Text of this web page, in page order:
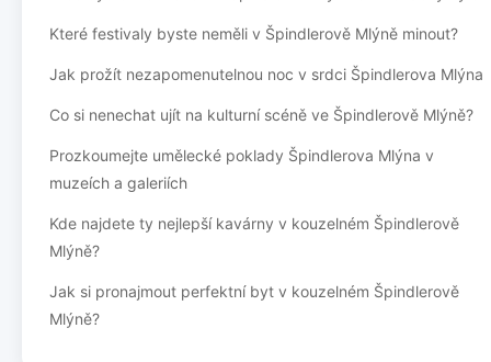
Které festivaly byste neměli v Špindlerově Mlýně minout?
Jak prožít nezapomenutelnou noc v srdci Špindlerova Mlýna
Co si nenechat ujít na kulturní scéně ve Špindlerově Mlýně?
Prozkoumejte umělecké poklady Špindlerova Mlýna v
muzeích a galeriích
Kde najdete ty nejlepší kavárny v kouzelném Špindlerově
Mlýně?
Jak si pronajmout perfektní byt v kouzelném Špindlerově
Mlýně?